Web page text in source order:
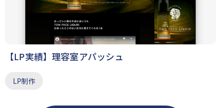
【LP実績】理容室アパッシュ
LP制作